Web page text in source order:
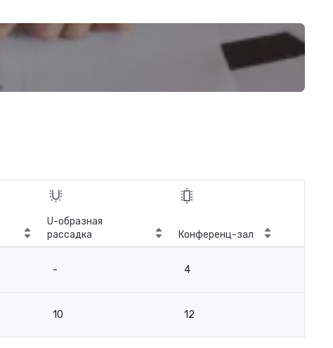
U-образная
рассадка
Конференц-зал
- 4
10 12